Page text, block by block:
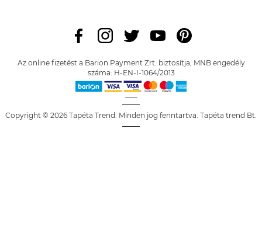
Az online fizetést a Barion Payment Zrt. biztosítja, MNB engedély
száma: H-EN-I-1064/2013
Copyright © 2026 Tapéta Trend. Minden jog fenntartva. Tapéta trend Bt.